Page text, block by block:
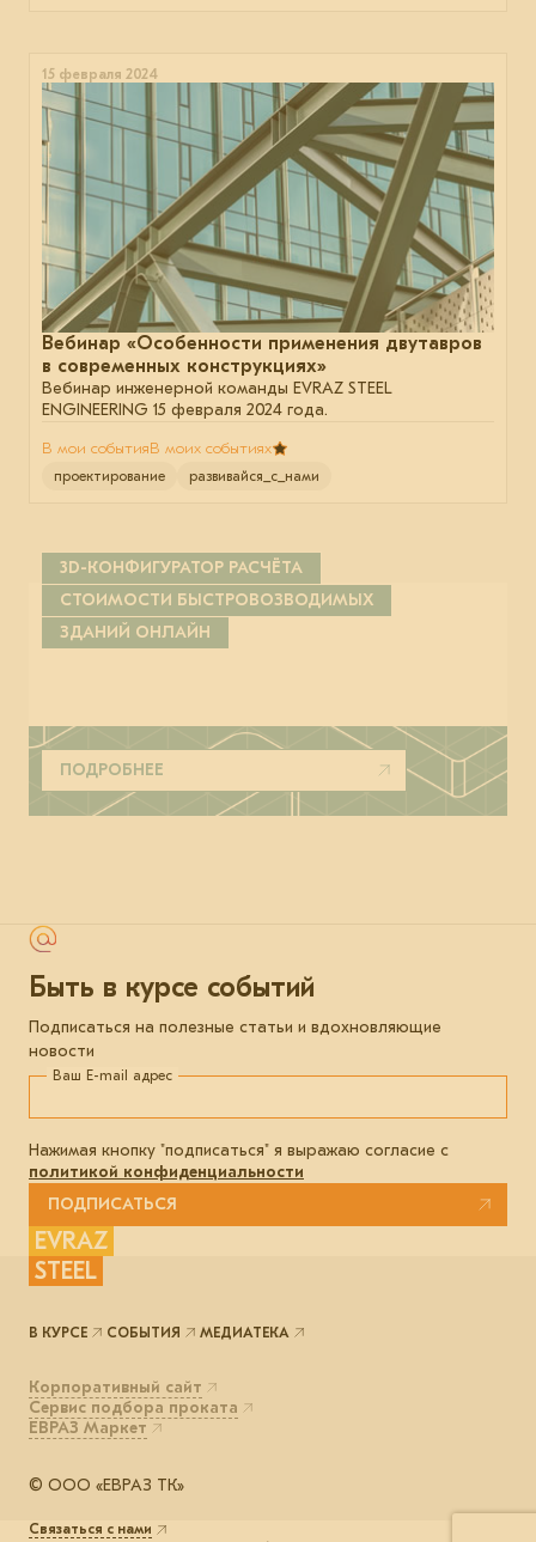
15 февраля 2024
Вебинар «Особенности применения двутавров
в современных конструкциях»
Вебинар инженерной команды EVRAZ STEEL
ENGINEERING 15 февраля 2024 года.
В мои событияВ моих событиях
проектирование развивайся_с_нами
3D-КОНФИГУРАТОР РАСЧЁТА
СТОИМОСТИ БЫСТРОВОЗВОДИМЫХ
ЗДАНИЙ ОНЛАЙН
ПОДРОБНЕЕ
Быть в курсе событий
Подписаться на полезные статьи и вдохновляющие
новости
Ваш E-mail адрес
Нажимая кнопку "подписаться" я выражаю согласие с
политикой конфиденциальности
ПОДПИСАТЬСЯ
EVRAZ
STEEL
© ООО «ЕВРАЗ ТК»
Корпоративный сайт
Сервис подбора проката
ЕВРАЗ Маркет
В КУРСЕ СОБЫТИЯ МЕДИАТЕКА
Связаться с нами